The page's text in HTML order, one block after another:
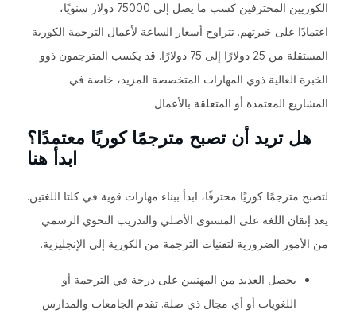
الكوريين المحترفين كسب ما يصل إلى 75000 دولار سنويًا،
اعتمادًا على خبرتهم. تتراوح أسعار الساعة لأعمال الترجمة الكورية
المستقلة من 25 دولارًا إلى 75 دولارًا. قد يكسب المترجمون ذوو
الخبرة العالية ذوي المهارات المتخصصة المزيد، خاصة في
المشاريع المعتمدة أو المتعلقة بالأعمال.
هل تريد أن تصبح مترجمًا كوريًا معتمدًا؟
ابدأ هنا
لتصبح مترجمًا كوريًا محترفًا، ابدأ ببناء مهارات قوية في كلتا اللغتين.
يعد إتقان اللغة على المستوى الأصلي والتدريب النحوي الرسمي
من الأمور الضرورية لتقنيات الترجمة من الكورية إلى الإنجليزية.
يحصل العديد من المهنيين على درجة في الترجمة أو
اللغويات أو أي مجال ذي صلة. تقدم الجامعات والمدارس